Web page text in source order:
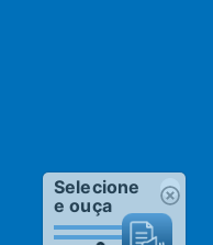
Selecione
e ouça